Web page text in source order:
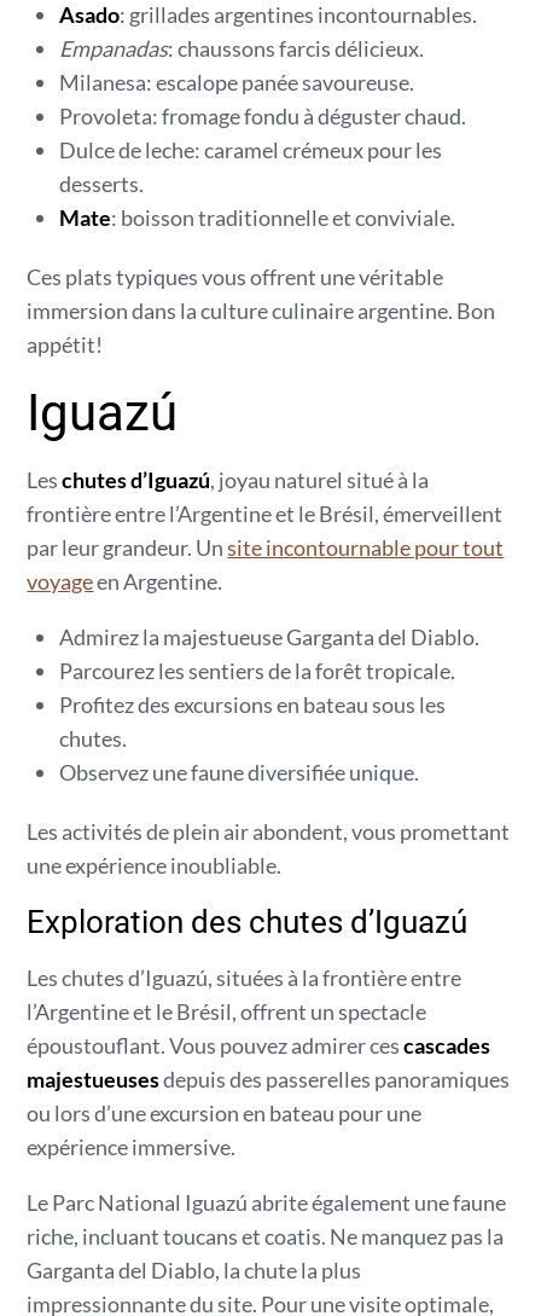
Asado: grillades argentines incontournables.
Empanadas: chaussons farcis délicieux.
Milanesa: escalope panée savoureuse.
Provoleta: fromage fondu à déguster chaud.
Dulce de leche: caramel crémeux pour les
desserts.
Mate: boisson traditionnelle et conviviale.
Ces plats typiques vous offrent une véritable
immersion dans la culture culinaire argentine. Bon
appétit!
Iguazú
Leschutes d’Iguazú, joyau naturel situé à la
frontière entre l’Argentine et le Brésil, émerveillent
par leur grandeur. Unsite incontournable pour tout
voyageen Argentine.
Admirez la majestueuse Garganta del Diablo.
Parcourez les sentiers de la forêt tropicale.
Profitez des excursions en bateau sous les
chutes.
Observez une faune diversifiée unique.
Les activités de plein air abondent, vous promettant
une expérience inoubliable.
Exploration des chutes d’Iguazú
Les chutes d’Iguazú, situées à la frontière entre
l’Argentine et le Brésil, offrent un spectacle
époustouflant. Vous pouvez admirer cescascades
majestueusesdepuis des passerelles panoramiques
ou lors d’une excursion en bateau pour une
expérience immersive.
Le Parc National Iguazú abrite également une faune
riche, incluant toucans et coatis. Ne manquez pas la
Garganta del Diablo, la chute la plus
impressionnante du site. Pour une visite optimale,